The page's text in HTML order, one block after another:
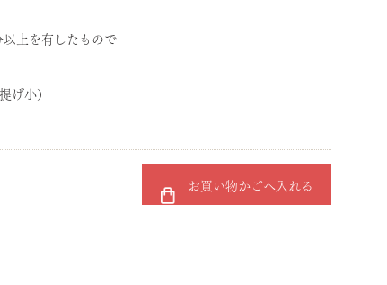
上を有したもので
小）
お買い物かごへ入れる